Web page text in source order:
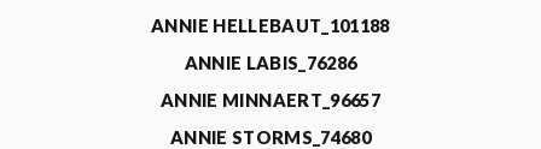
ANNIE HELLEBAUT_101188
ANNIE LABIS_76286
ANNIE MINNAERT_96657
ANNIE STORMS_74680